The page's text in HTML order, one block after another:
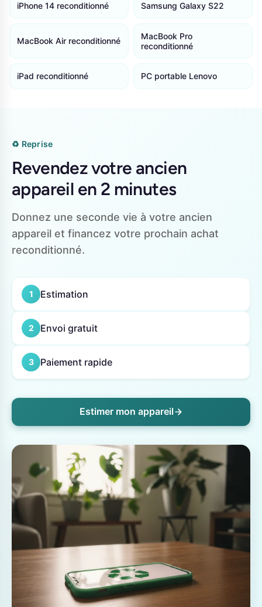
iPhone 14 reconditionné Samsung Galaxy S22
MacBook Air reconditionné
MacBook Pro
reconditionné
iPad reconditionné PC portable Lenovo
♻️ Reprise
Revendez votre ancien
appareil en 2 minutes
Donnez une seconde vie à votre ancien
appareil et financez votre prochain achat
reconditionné.
1 Estimation
2 Envoi gratuit
3 Paiement rapide
Estimer mon appareil